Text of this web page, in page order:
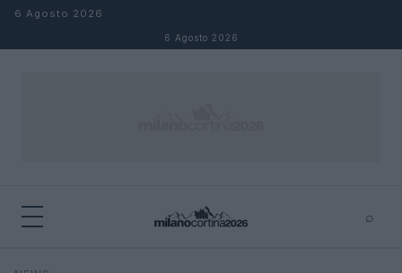
Salta al contenuto
6 Agosto 2026
6 Agosto 2026
⌕